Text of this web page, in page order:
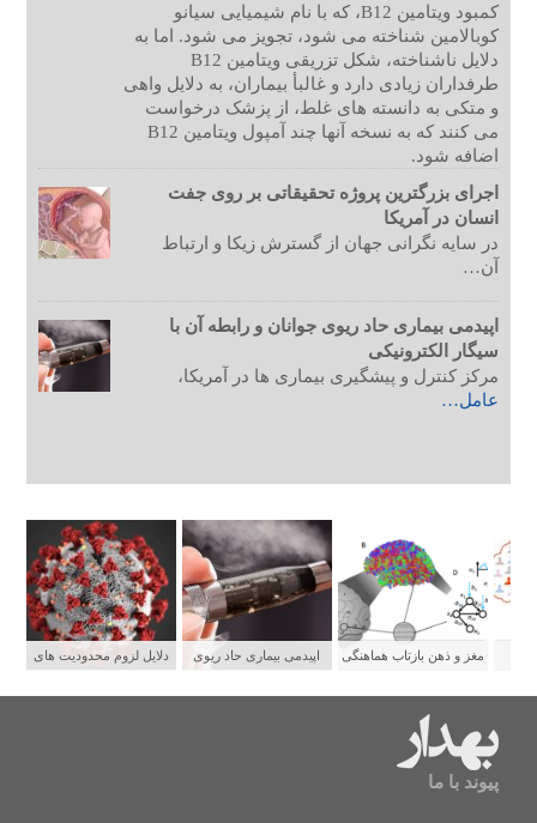
کمبود ویتامین B12، که با نام شیمیایی سیانو
کوبالامین شناخته می شود، تجویز می شود. اما به
دلایل ناشناخته، شکل تزریقی ویتامین B12
طرفداران زیادی دارد و غالبأ بیماران، به دلایل واهی
و متکی به دانسته های غلط، از پزشک درخواست
می کنند که به نسخه آنها چند آمپول ویتامین B12
اضافه شود.
اجرای بزرگترین پروژه تحقیقاتی بر روی جفت
انسان در آمریکا
در سایه نگرانی جهان از گسترش زیکا و ارتباط
آن…
اپیدمی بیماری حاد ریوی جوانان و رابطه آن با
سیگار الکترونیکی
مرکز کنترل و پیشگیری بیماری ها در آمریکا،
عامل…
دلایل لزوم محدودیت های
اپیدمی بیماری حاد ریوی
مغز و ذهن بازتاب هماهنگی
پیوند با ما